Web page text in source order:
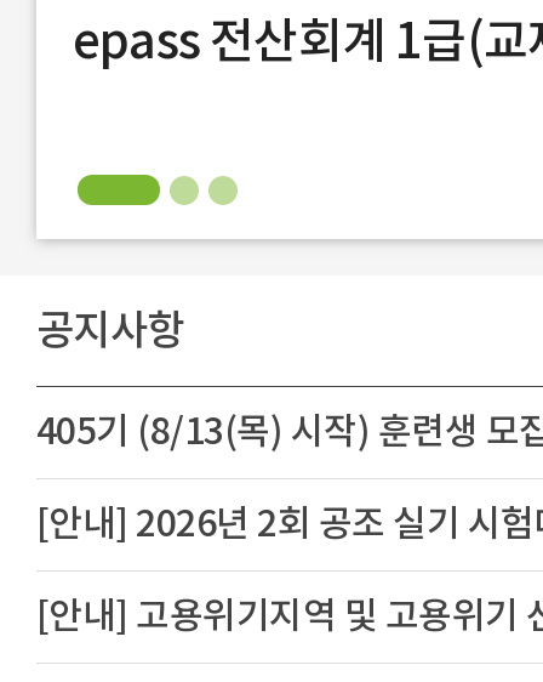
epass 전산회계 1급(교
공지사항
405기 (8/13(목) 시작) 훈련생 모
[안내] 2026년 2회 공조 실기 시
[안내] 고용위기지역 및 고용위기